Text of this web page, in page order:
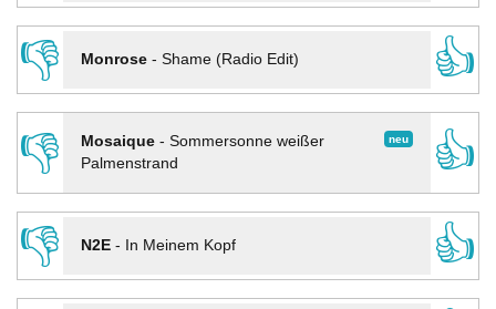
👎
Monrose- Shame (Radio Edit)
👍
👎
neu
Mosaique- Sommersonne weißer
Palmenstrand
👍
👎
N2E- In Meinem Kopf
👍